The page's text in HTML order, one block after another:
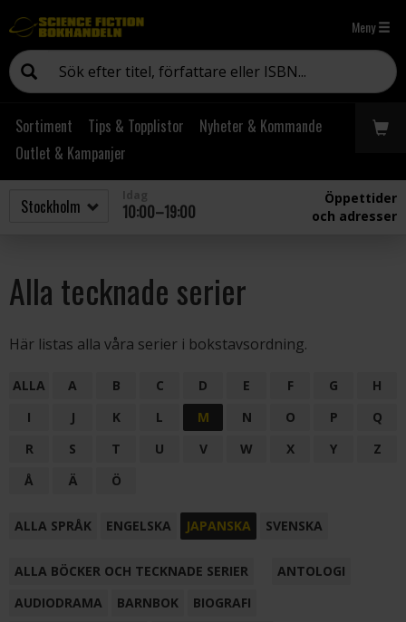
Meny
Sortiment Tips & Topplistor
Nyheter & Kommande
Outlet & Kampanjer
10:00–19:00
Öppettider
och adresser
Alla tecknade serier
Här listas alla våra serier i bokstavsordning.
ALLA A B C D E F G
H
I
J K L M N O P
Q
R
S T U V W X Y
Z
Å
Ä Ö
ALLA SPRÅK ENGELSKA JAPANSKA SVENSKA
ALLA BÖCKER OCH TECKNADE SERIER
ANTOLOGI
AUDIODRAMA
BARNBOK
BIOGRAFI